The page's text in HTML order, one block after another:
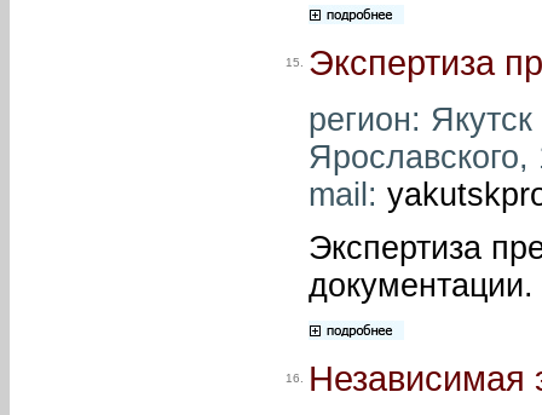
15. Экспертиза
регион:
mail:
Экспертиза
документации.
16. Независимая